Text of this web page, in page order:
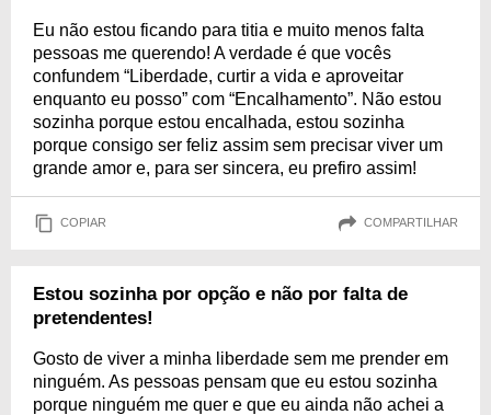
Eu não estou ficando para titia e muito menos falta
pessoas me querendo! A verdade é que vocês
confundem “Liberdade, curtir a vida e aproveitar
enquanto eu posso” com “Encalhamento”. Não estou
sozinha porque estou encalhada, estou sozinha
porque consigo ser feliz assim sem precisar viver um
grande amor e, para ser sincera, eu prefiro assim!
COPIAR COMPARTILHAR
Estou sozinha por opção e não por falta de
pretendentes!
Gosto de viver a minha liberdade sem me prender em
ninguém. As pessoas pensam que eu estou sozinha
porque ninguém me quer e que eu ainda não achei a